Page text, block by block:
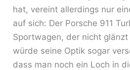
hat, vereint allerdings nur
auf sich: Der Porsche 911
Sportwagen, der nicht glänzt
würde seine Optik sogar
dass man noch ein Loch in